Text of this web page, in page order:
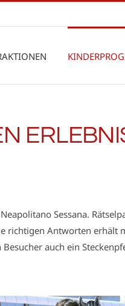
Sessana.
richtigen Antworten erhält
auch ein